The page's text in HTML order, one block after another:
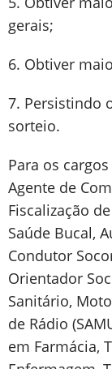
gerais;
6. Obtiver
7. Persistindo
sorteio.
Para os
Agente de
Fiscalização
Saúde Bucal,
Condutor
Orientador
Sanitário,
de Rádio
em Farmácia,